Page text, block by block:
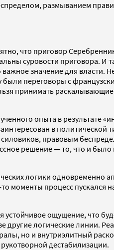
размыванием
что приговор
суровости приговора. И
значение для власти.
переговоры с
принимать
опыта в результате
в политической
правовым
решение — то, что и было
логики одновременно
моменты процесс пускался
ощущение, что
логические линии.
но и внутриэлитный
дестабилизации.